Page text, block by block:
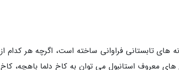
های تابستانی فراوانی ساخته است، اگرچه هر کدام از
معروف استانبول می توان به کاخ دلما باهچه، کاخ